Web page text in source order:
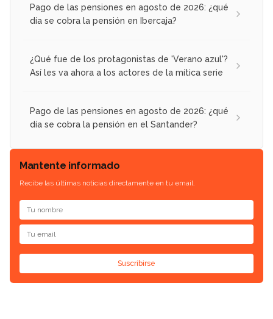
Pago de las pensiones en agosto de 2026: ¿qué
día se cobra la pensión en Ibercaja?
¿Qué fue de los protagonistas de 'Verano azul'?
Así les va ahora a los actores de la mítica serie
Pago de las pensiones en agosto de 2026: ¿qué
día se cobra la pensión en el Santander?
Mantente informado
Recibe las últimas noticias directamente en tu email.
Suscribirse